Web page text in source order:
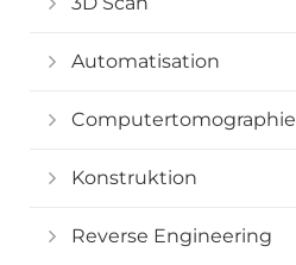
Automatisation
Computertomographie
Konstruktion
Reverse Engineering